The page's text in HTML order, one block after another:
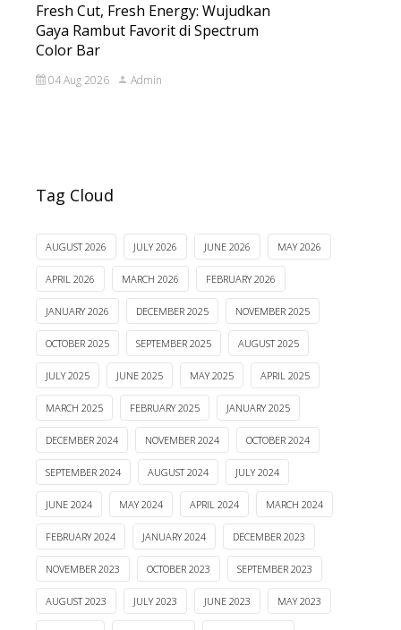
Fresh Cut, Fresh Energy: Wujudkan
Gaya Rambut Favorit di Spectrum
Color Bar
04 Aug 2026 Admin
Tag Cloud
AUGUST 2026 JULY 2026 JUNE 2026 MAY 2026
APRIL 2026 MARCH 2026 FEBRUARY 2026
JANUARY 2026 DECEMBER 2025 NOVEMBER 2025
OCTOBER 2025 SEPTEMBER 2025 AUGUST 2025
JULY 2025 JUNE 2025 MAY 2025 APRIL 2025
MARCH 2025 FEBRUARY 2025 JANUARY 2025
DECEMBER 2024 NOVEMBER 2024 OCTOBER 2024
SEPTEMBER 2024 AUGUST 2024 JULY 2024
JUNE 2024 MAY 2024 APRIL 2024 MARCH 2024
FEBRUARY 2024 JANUARY 2024 DECEMBER 2023
NOVEMBER 2023 OCTOBER 2023 SEPTEMBER 2023
AUGUST 2023 JULY 2023 JUNE 2023 MAY 2023